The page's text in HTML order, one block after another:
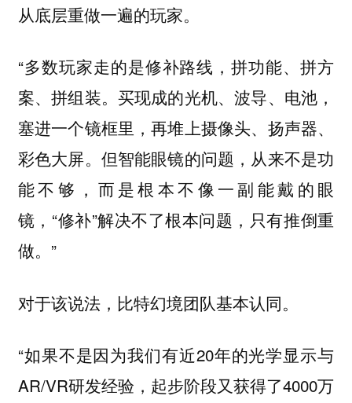
从底层重做一遍的玩家。
“多数玩家走的是修补路线，拼功能、拼方
案、拼组装。买现成的光机、波导、电池，
塞进一个镜框里，再堆上摄像头、扬声器、
彩色大屏。但智能眼镜的问题，从来不是功
能不够，而是根本不像一副能戴的眼
镜，“修补”解决不了根本问题，只有推倒重
做。”
对于该说法，比特幻境团队基本认同。
“如果不是因为我们有近20年的光学显示与
AR/VR研发经验，起步阶段又获得了4000万